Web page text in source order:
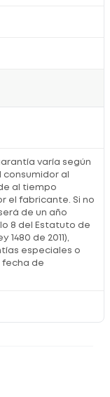
varía según
consumidor al
al tiempo
el fabricante. Si no
de un año
8 del Estatuto de
1480 de 2011),
especiales o
fecha de